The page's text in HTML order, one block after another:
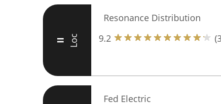
II Loc
Resonance Distribution
9.2
Fed Electric